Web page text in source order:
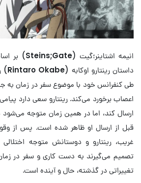
انیمه اشتاینر؛گیت (
Steins;Gate) بر
داستان رینتارو اوکابه (Rintaro Okabe
)
طی کنفرانس خود با موضوع سفر در زمان
اعصاب برخورد می‌کند. رینتارو سعی دارد
ارسال کند، اما در همین زمان متوجه
قبل از ارسال او ظاهر شده است. پس از
غریب، رینتارو و دوستانش متوجه
تصمیم می‌گیرند به دست کاری و سفر در
تغییراتی در گذشته، حال و آینده است.